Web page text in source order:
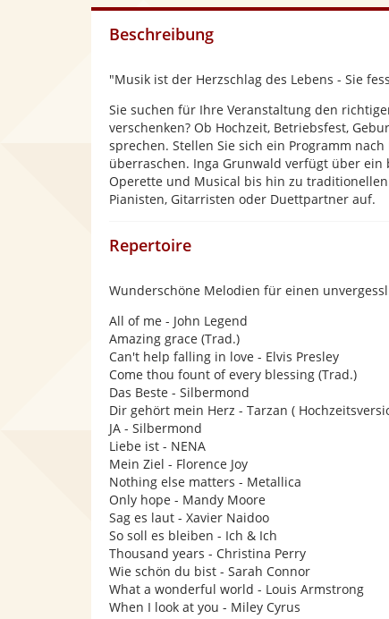
Beschreibung
"Musik ist der Herzschlag des Lebens - Sie
Sie suchen für Ihre Veranstaltung den
verschenken? Ob Hochzeit, Betriebsfest,
sprechen. Stellen Sie sich ein Programm
überraschen. Inga Grunwald verfügt über
Operette und Musical bis hin zu
Pianisten, Gitarristen oder Duettpartner auf.
Repertoire
Wunderschöne Melodien für einen
All of me - John Legend
Amazing grace (Trad.)
Can't help falling in love - Elvis Presley
Come thou fount of every blessing (Trad.)
Das Beste - Silbermond
Dir gehört mein Herz - Tarzan (
JA - Silbermond
Liebe ist - NENA
Mein Ziel - Florence Joy
Nothing else matters - Metallica
Only hope - Mandy Moore
Sag es laut - Xavier Naidoo
So soll es bleiben - Ich & Ich
Thousand years - Christina Perry
Wie schön du bist - Sarah Connor
What a wonderful world - Louis Armstrong
When I look at you - Miley Cyrus